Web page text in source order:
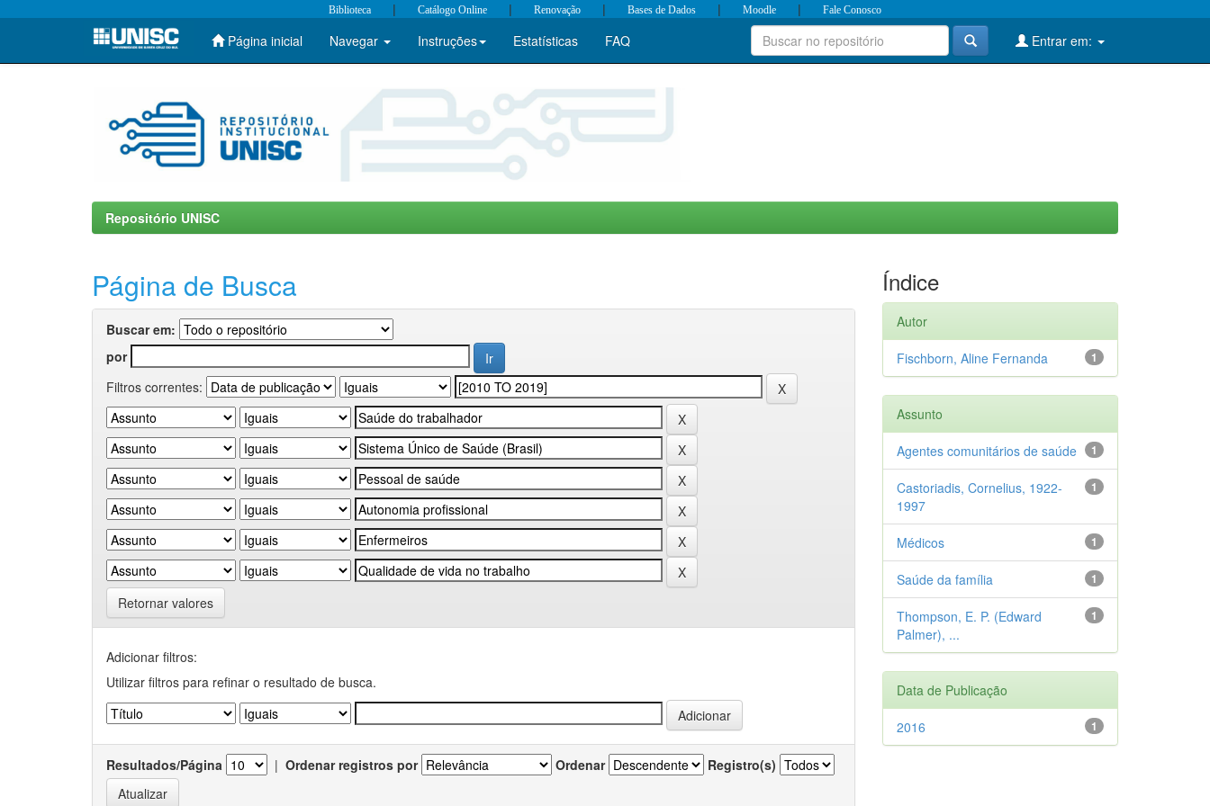
Skip
Biblioteca | Catálogo Online | Renovação | Bases de Dados | Moodle | Fale Conosco
Página inicial Navegar Instruções Estatísticas FAQ Entrar em:
Repositório UNISC
Página de Busca
Buscar em:
por
Filtros correntes:
Retornar valores
Adicionar filtros:
Utilizar filtros para refinar o resultado de busca.
Resultados/Página | Ordenar registros por Ordenar Registro(s)
Índice
Autor
1
Fischborn, Aline Fernanda
Assunto
1
Agentes comunitários de saúde
1
Castoriadis, Cornelius, 1922-
1997
1
Médicos
1
Saúde da família
1
Thompson, E. P. (Edward
Palmer), ...
Data de Publicação
1
2016